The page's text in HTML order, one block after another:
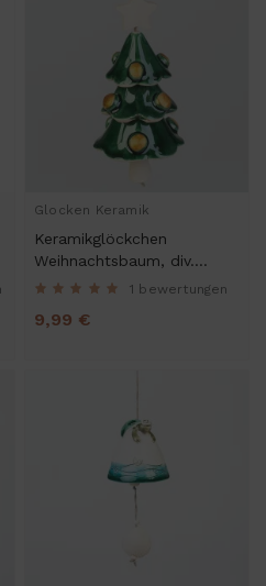
Glocken Keramik
Keramikglöckchen
Weihnachtsbaum, div.
Farben
1 bewertungen
9,99 €